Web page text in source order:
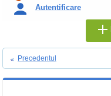
Autentificare
Precedentul